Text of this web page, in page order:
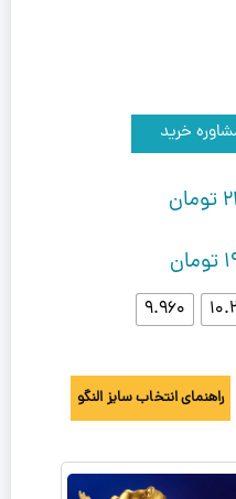
تومان
تومان
9.960
راهنمای انتخاب سایز النگو